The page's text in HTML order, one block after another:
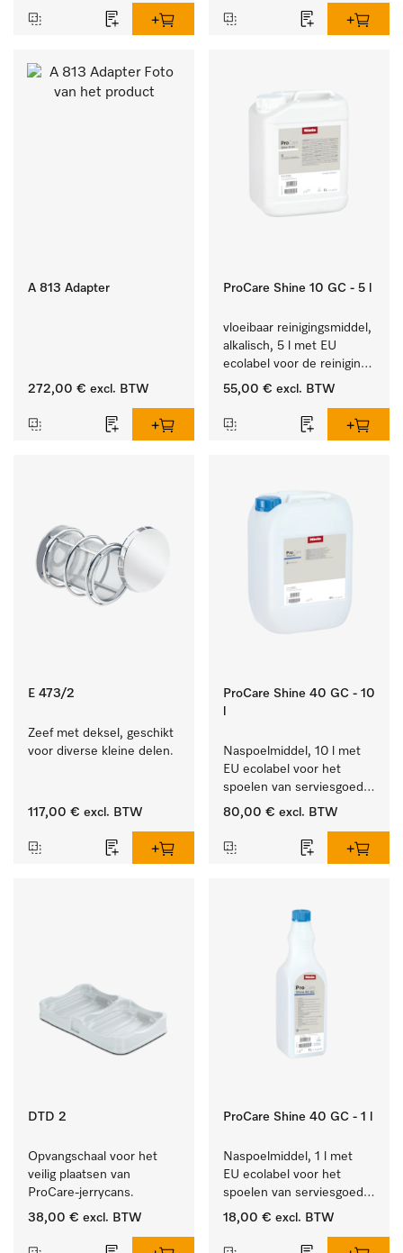
A 813 Adapter
272,00 € excl. BTW
ProCare Shine 10 GC - 5 l
vloeibaar reinigingsmiddel,
alkalisch, 5 l met EU
ecolabel voor de reiniging
van alledaags vuil op
glazen.
55,00 € excl. BTW
E 473/2
Zeef met deksel, geschikt
voor diverse kleine delen.
117,00 € excl. BTW
ProCare Shine 40 GC - 10
Naspoelmiddel, 10 l met
EU ecolabel voor het
spoelen van serviesgoed,
bestek en glazen.
80,00 € excl. BTW
DTD 2
Opvangschaal voor het
veilig plaatsen van
ProCare-jerrycans.
38,00 € excl. BTW
ProCare Shine 40 GC - 1 l
Naspoelmiddel, 1 l met
EU ecolabel voor het
spoelen van serviesgoed,
bestek en glazen.
18,00 € excl. BTW